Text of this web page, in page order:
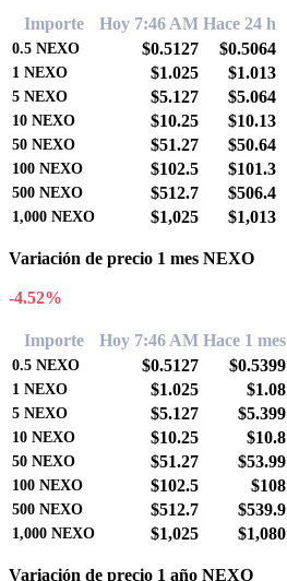
Importe Hoy 7:46 AM Hace 24 h
0.5 NEXO $0.5127 $0.5064
1 NEXO $1.025 $1.013
5 NEXO $5.127 $5.064
10 NEXO $10.25 $10.13
50 NEXO $51.27 $50.64
100 NEXO $102.5 $101.3
500 NEXO $512.7 $506.4
1,000 NEXO $1,025 $1,013
Variación de precio 1 mes NEXO
-4.52%
Importe Hoy 7:46 AM Hace 1 mes
0.5 NEXO $0.5127 $0.5399
1 NEXO $1.025 $1.08
5 NEXO $5.127 $5.399
10 NEXO $10.25 $10.8
50 NEXO $51.27 $53.99
100 NEXO $102.5 $108
500 NEXO $512.7 $539.9
1,000 NEXO $1,025 $1,080
Variación de precio 1 año NEXO